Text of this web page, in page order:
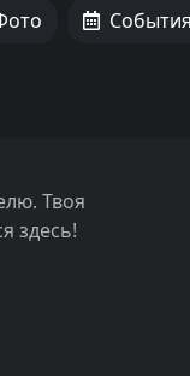
Твоя
здесь!